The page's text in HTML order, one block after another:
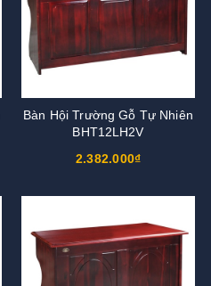
Bàn Hội Trường Gỗ Tự Nhiên
BHT12LH2V
2.382.000₫